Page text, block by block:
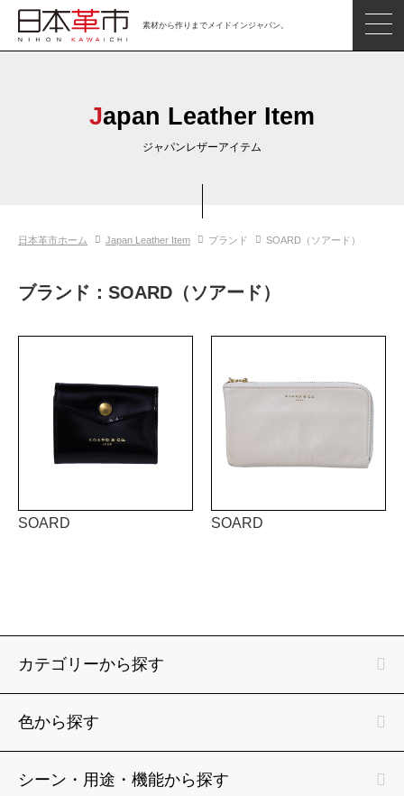
素材から作りまでメイドインジャパン。
革市通信
Japan Leather Item
ジャパンレザーアイテム
日本革市ホーム Japan Leather Item ブランド SOARD（ソアード）
ブランド：SOARD（ソアード）
SOARD SOARD
カテゴリーから探す
色から探す
シーン・用途・機能から探す